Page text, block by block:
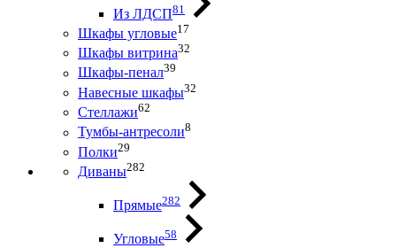
Из ЛДСП81
Шкафы угловые17
Шкафы витрина32
Шкафы-пенал39
Навесные шкафы32
Стеллажи62
Тумбы-антресоли8
Полки29
Диваны282
Прямые282
Угловые58